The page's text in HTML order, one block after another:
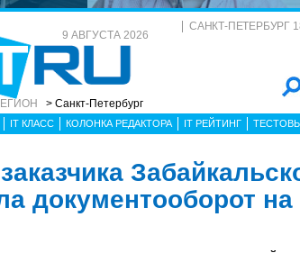
9 АВГУСТА 2026
> Санкт-Петербург
САНКТ-ПЕТЕРБУРГ
IT КЛАСС КОЛОНКА РЕДАКТОРА IT РЕЙТИНГ
документооборот